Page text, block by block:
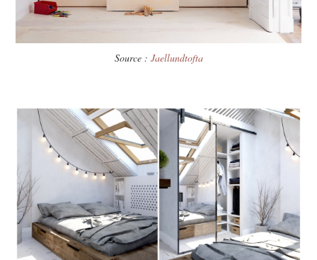
Source : Jaellundtofta